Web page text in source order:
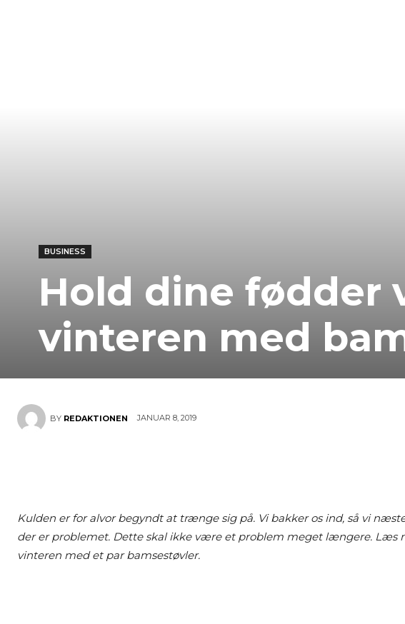
BUSINESS
Hold dine fødder
vinteren med
BY REDAKTIONEN JANUAR 8, 2019
Kulden er for alvor begyndt at trænge sig på. Vi bakker os ind, så vi
der er problemet. Dette skal ikke være et problem meget længere. Læs
vinteren med et par bamsestøvler.